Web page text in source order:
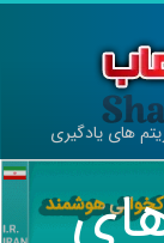
های یادگیری